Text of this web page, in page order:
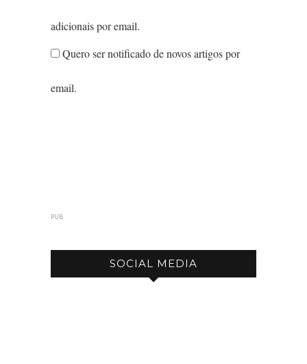
adicionais por email.
Quero ser notificado de novos artigos por
email.
PUB
SOCIAL MEDIA